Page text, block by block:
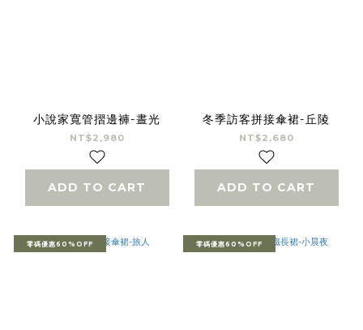
小說家寬管摺邊褲-晝光
NT$2,980
ADD TO CART
冬季訪客拼接傘裙-丘陵
NT$2,680
ADD TO CART
零碼優惠60%OFF 零碼優惠60%OFF